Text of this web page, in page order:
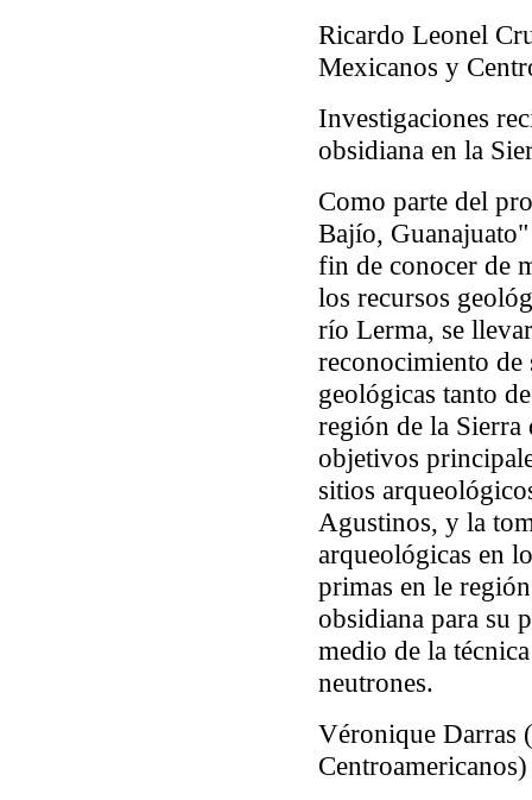
Ricardo Leonel
Mexicanos y
Investigaciones
obsidiana en la
Como parte del
Bajío,
fin de conocer de
los recursos
río Lerma, se
reconocimiento de
geológicas tanto
región de la
objetivos
sitios
Agustinos, y la
arqueológicas en
primas en le
obsidiana para su
medio de la
neutrones.
Véronique Darras